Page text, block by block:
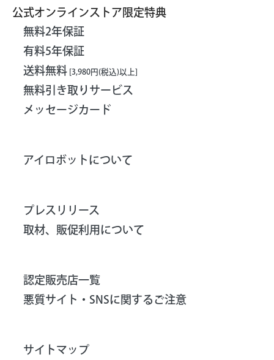
公式オンラインストア限定特典
無料2年保証
有料5年保証
送料無料 [3,980円(税込)以上]
無料引き取りサービス
メッセージカード
アイロボットについて
プレスリリース
取材、販促利用について
認定販売店一覧
悪質サイト・SNSに関するご注意
サイトマップ